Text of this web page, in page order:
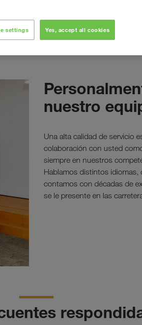
nuestro
Una alta calidad de servicio
colaboración con usted
siempre en nuestros
Hablamos distintos idiomas,
contamos con décadas de
se le presente en las
settings Yes, accept all cookies